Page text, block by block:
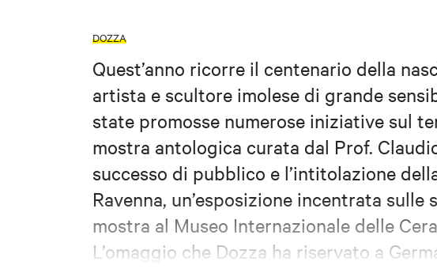
DOZZA
Quest’anno ricorre il centenario della
artista e scultore imolese di grande
state promosse numerose iniziative sul
mostra antologica curata dal Prof.
successo di pubblico e l’intitolazione
Ravenna, un’esposizione incentrata sulle
mostra al Museo Internazionale delle
L’omaggio che Dozza ha riservato a